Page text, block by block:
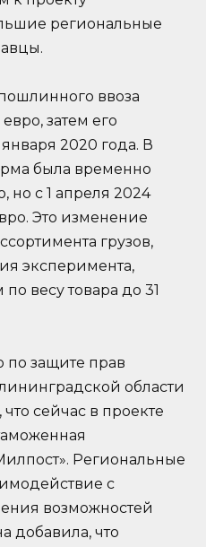
региональные
ввоза
затем его
2020 года. В
была временно
но с 1 апреля 2024
Это изменение
грузов,
эксперимента,
весу товара до 31
по защите прав
области
сейчас в проекте
Региональные
с
возможностей
добавила, что